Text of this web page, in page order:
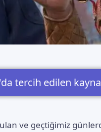
tercih edilen
ve geçtiğimiz